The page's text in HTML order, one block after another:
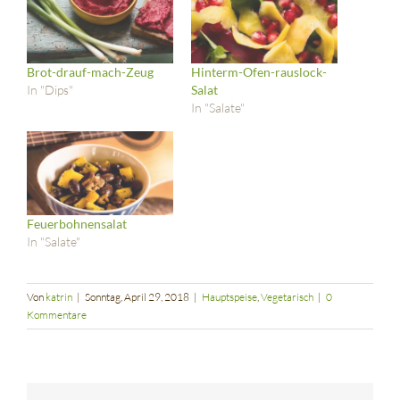
Brot-drauf-mach-Zeug
In "Dips"
Hinterm-Ofen-rauslock-
Salat
In "Salate"
Feuerbohnensalat
In "Salate"
Von katrin | Sonntag, April 29, 2018 | Hauptspeise Vegetarisch | 0
Kommentare